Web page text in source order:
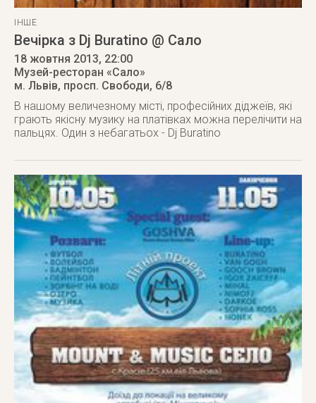
ІНШЕ
Вечірка з Dj Buratino @ Сало
18 жовтня 2013, 22:00
Музей-ресторан «Сало»
м. Львів, просп. Свободи, 6/8
В нашому величезному місті, професійних діджеїв, які
грають якісну музику на платівках можна перелічити на
пальцях. Один з небагатьох - Dj Buratino